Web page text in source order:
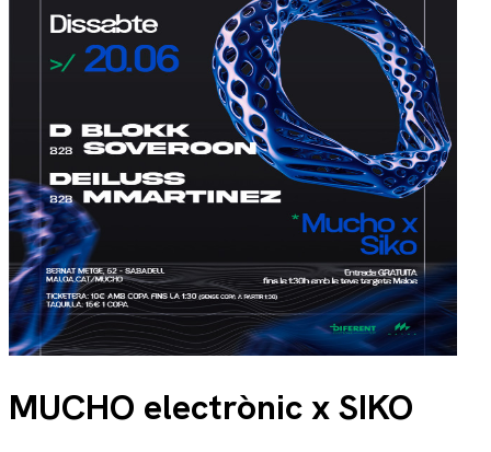
MUCHO electrònic x SIKO